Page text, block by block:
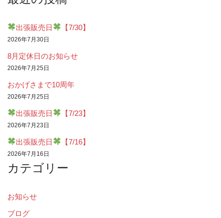
出張販売日 【7/30】
2026年7月30日
8月定休日のお知らせ
2026年7月25日
おかげさまで10周年
2026年7月25日
出張販売日 【7/23】
2026年7月23日
出張販売日 【7/16】
2026年7月16日
カテゴリー
お知らせ
ブログ